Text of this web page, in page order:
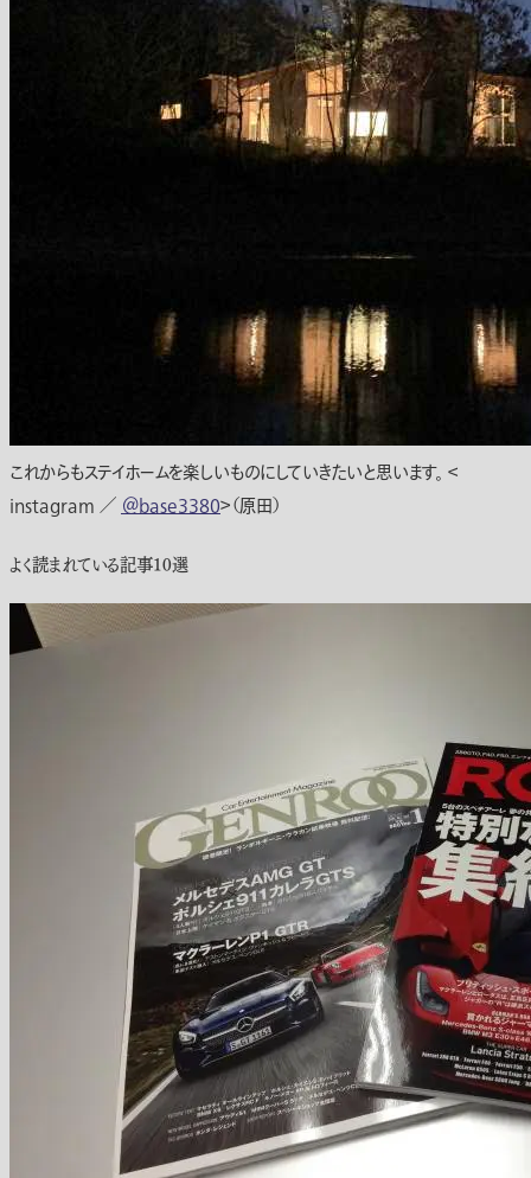
これからもステイホームを楽しいものにしていきたいと思います。 ＜
instagram ／＠base3380＞（原田）
よく読まれている記事10選